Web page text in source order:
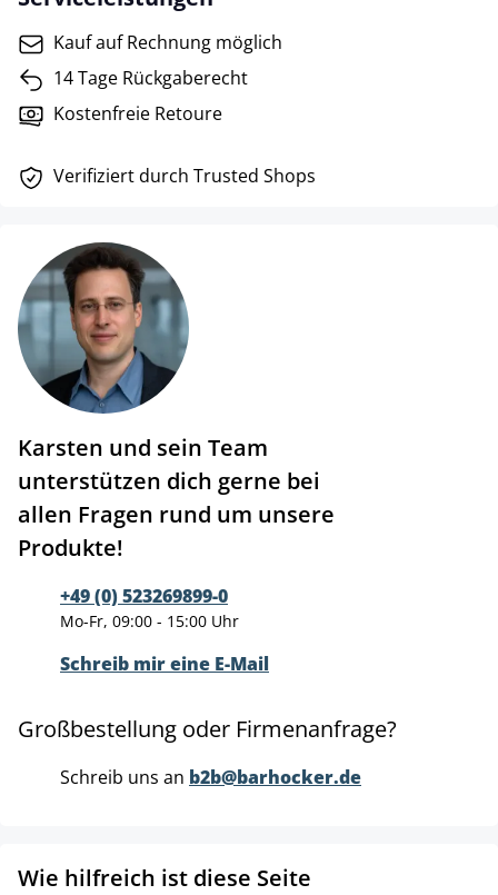
Kauf auf Rechnung möglich
14 Tage Rückgaberecht
Kostenfreie Retoure
Verifiziert durch Trusted Shops
Karsten und sein Team
unterstützen dich gerne bei
allen Fragen rund um unsere
Produkte!
+49 (0) 523269899-0
Mo-Fr, 09:00 - 15:00 Uhr
Schreib mir eine E-Mail
Großbestellung oder Firmenanfrage?
Schreib uns an b2b@barhocker.de
Wie hilfreich ist diese Seite